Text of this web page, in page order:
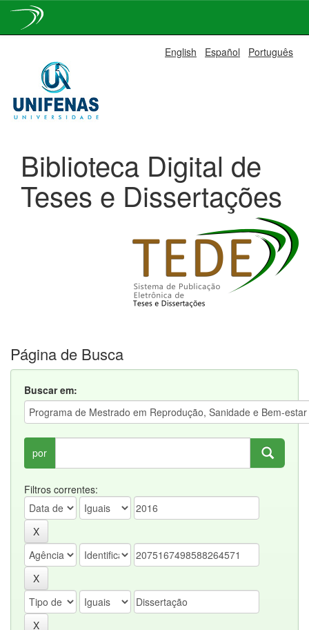
navigation
English Español Português
Biblioteca Digital de
Teses e Dissertações
Página de Busca
Buscar em:
por
Filtros correntes: